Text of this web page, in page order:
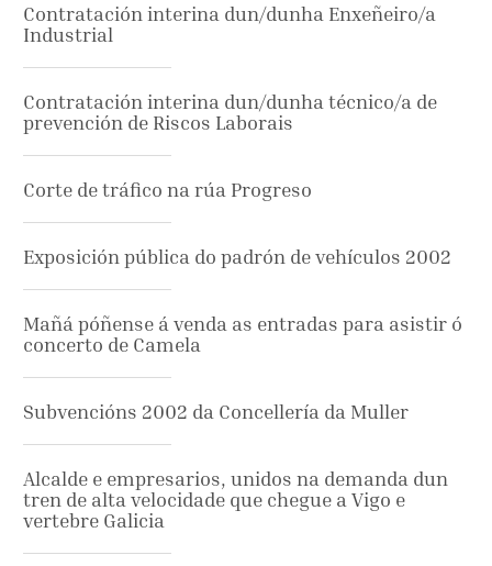
Contratación interina dun/dunha Enxeñeiro/a
Industrial
Contratación interina dun/dunha técnico/a de
prevención de Riscos Laborais
Corte de tráfico na rúa Progreso
Exposición pública do padrón de vehículos 2002
Mañá póñense á venda as entradas para asistir ó
concerto de Camela
Subvencións 2002 da Concellería da Muller
Alcalde e empresarios, unidos na demanda dun
tren de alta velocidade que chegue a Vigo e
vertebre Galicia